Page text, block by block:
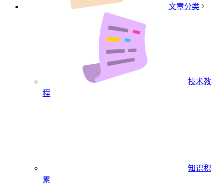
文章分类
技术教
程
知识积
累